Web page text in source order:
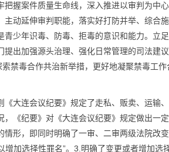
把握案件质量生命线，深入推进以审判为中
主动延伸审判职能，落实好打防并举、综合
青少年识毒、防毒、拒毒的意识和能力。立
提出加强源头治理、强化日常管理的司法建
禁毒合作共治新举措，更好地凝聚禁毒工作
《大连会议纪要》规定了走私、贩卖、运输
，《纪要》对《大连会议纪要》规定做出一
情形，即同时明确了一审、二审两级法院改
增加选择性罪名”。3.明确了变更或者增加